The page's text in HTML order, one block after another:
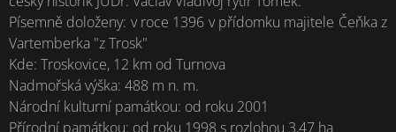
Písemně doloženy: v roce 1396 v přídomku majitele Čeňka z
Vartemberka "z Trosk"
Kde: Troskovice, 12 km od Turnova
Nadmořská výška: 488 m n. m.
Národní kulturní památkou: od roku 2001
Přírodní památkou: od roku 1998 s rozlohou 3,47 ha